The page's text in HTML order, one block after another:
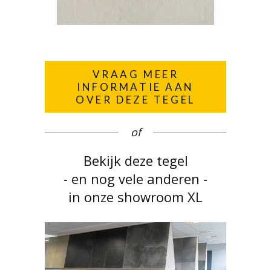
VRAAG MEER
INFORMATIE AAN
OVER DEZE TEGEL
of
Bekijk deze tegel
- en nog vele anderen -
in onze showroom XL